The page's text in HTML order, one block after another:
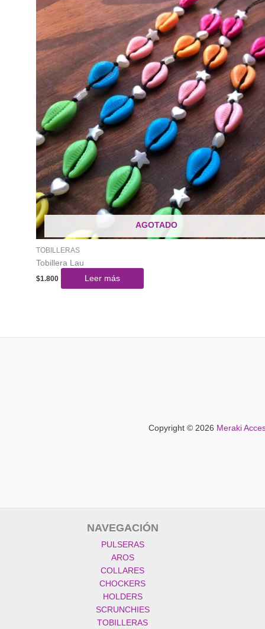
AGOTADO
TOBILLERAS
Tobillera Lau
$1.800 Leer más
Copyright © 2026 Meraki
NAVEGACIÓN
PULSERAS
AROS
COLLARES
CHOCKERS
HOLDERS
SCRUNCHIES
TOBILLERAS